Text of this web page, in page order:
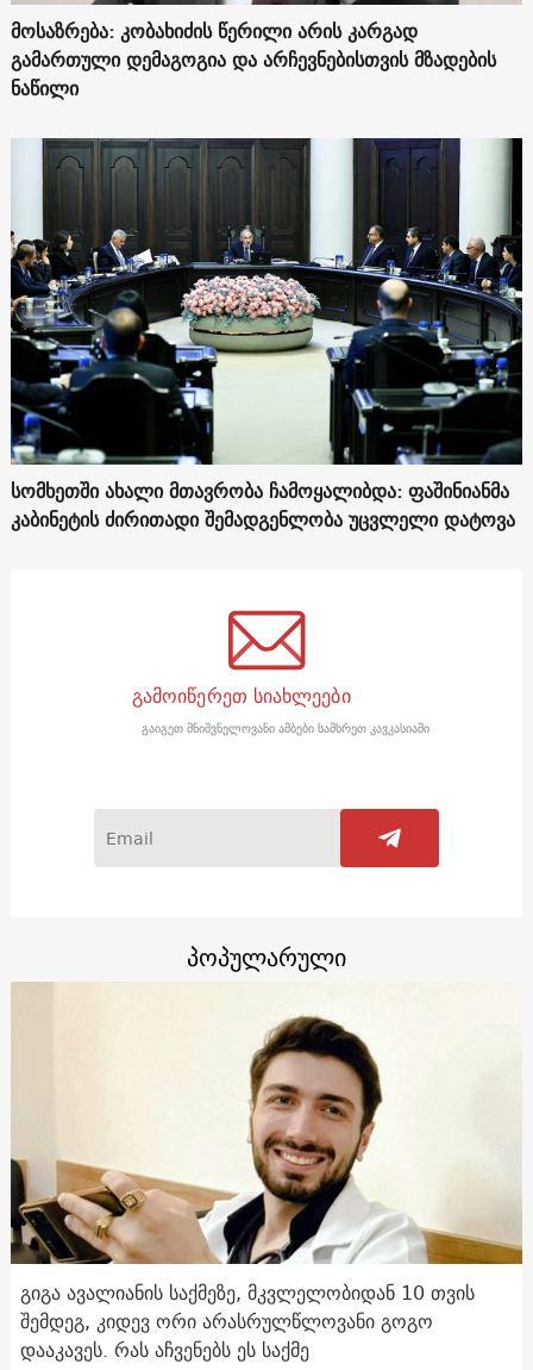
მოსაზრება: კობახიძის წერილი არის კარგად
გამართული დემაგოგია და არჩევნებისთვის მზადების
ნაწილი
სომხეთში ახალი მთავრობა ჩამოყალიბდა: ფაშინიანმა
კაბინეტის ძირითადი შემადგენლობა უცვლელი დატოვა
გამოიწერეთ სიახლეები
გაიგეთ მნიშვნელოვანი ამბები სამხრეთ კავკასიაში
პოპულარული
გიგა ავალიანის საქმეზე, მკვლელობიდან 10 თვის
შემდეგ, კიდევ ორი არასრულწლოვანი გოგო
დააკავეს. რას აჩვენებს ეს საქმე